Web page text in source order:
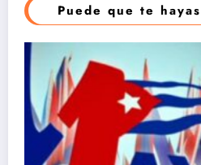
Puede que te